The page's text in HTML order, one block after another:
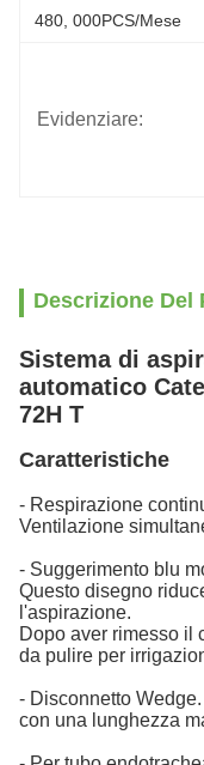
480, 000PCS/Mese
Evidenziare:
Descrizione Del
Sistema di
automatico
72H T
Caratteristiche
- Respirazione
Ventilazione
- Suggerimento blu
Questo disegno
l'aspirazione.
Dopo aver rimesso il
da pulire per
- Disconnetto Wedge.
con una lunghezza